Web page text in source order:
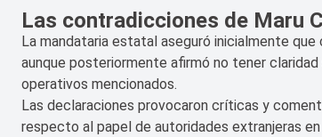
Las contradicciones de Maru
La mandataria estatal aseguró inicialmente
aunque posteriormente afirmó no tener
operativos mencionados.
Las declaraciones provocaron críticas y
respecto al papel de autoridades extranjeras